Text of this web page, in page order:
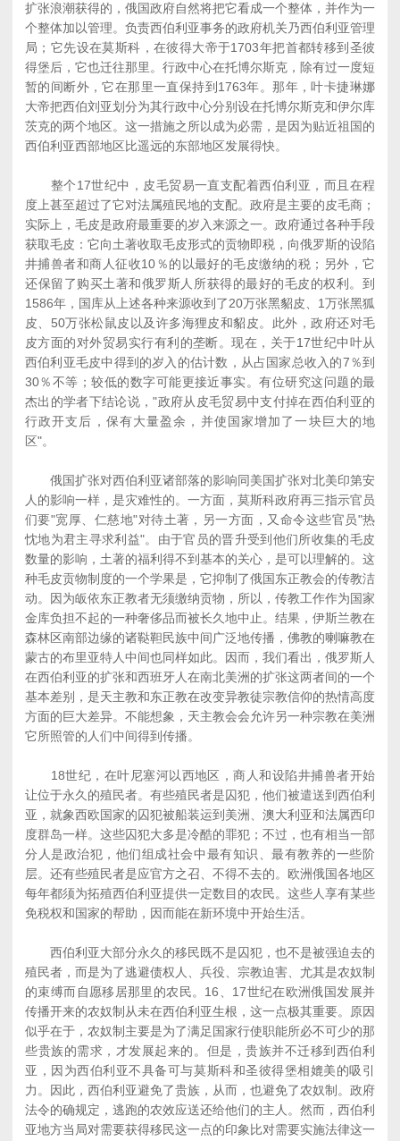
扩张浪潮获得的，俄国政府自然将把它看成一个整体，并作为一
个整体加以管理。负责西伯利亚事务的政府机关乃西伯利亚管理
局；它先设在莫斯科，在彼得大帝于1703年把首都转移到圣彼
得堡后，它也迁往那里。行政中心在托博尔斯克，除有过一度短
暂的间断外，它在那里一直保持到1763年。那年，叶卡捷琳娜
大帝把西伯刘亚划分为其行政中心分别设在托博尔斯克和伊尔库
茨克的两个地区。这一措施之所以成为必需，是因为贴近祖国的
西伯利亚西部地区比遥远的东部地区发展得快。
整个17世纪中，皮毛贸易一直支配着西伯利亚，而且在程
度上甚至超过了它对法属殖民地的支配。政府是主要的皮毛商；
实际上，毛皮是政府最重要的岁入来源之一。政府通过各种手段
获取毛皮：它向土著收取毛皮形式的贡物即税，向俄罗斯的设陷
井捕兽者和商人征收10％的以最好的毛皮缴纳的税；另外，它
还保留了购买土著和俄罗斯人所获得的最好的毛皮的权利。到
1586年，国库从上述各种来源收到了20万张黑貂皮、1万张黑狐
皮、50万张松鼠皮以及许多海狸皮和貂皮。此外，政府还对毛
皮方面的对外贸易实行有利的垄断。现在，关于17世纪中叶从
西伯利亚毛皮中得到的岁入的估计数，从占国家总收入的7％到
30％不等；较低的数字可能更接近事实。有位研究这问题的最
杰出的学者下结论说，"政府从皮毛贸易中支付掉在西伯利亚的
行政开支后，保有大量盈余，并使国家增加了一块巨大的地
区"。
俄国扩张对西伯利亚诸部落的影响同美国扩张对北美印第安
人的影响一样，是灾难性的。一方面，莫斯科政府再三指示官员
们要"宽厚、仁慈地"对待土著，另一方面，又命令这些官员"热
忱地为君主寻求利益"。由于官员的晋升受到他们所收集的毛皮
数量的影响，土著的福利得不到基本的关心，是可以理解的。这
种毛皮贡物制度的一个学果是，它抑制了俄国东正教会的传教洁
动。因为皈依东正教者无须缴纳贡物，所以，传教工作作为国家
金库负担不起的一种奢侈品而被长久地中止。结果，伊斯兰教在
森林区南部边缘的诸鞑靼民族中间广泛地传播，佛教的喇嘛教在
蒙古的布里亚特人中间也同样如此。因而，我们看出，俄罗斯人
在西伯利亚的扩张和西班牙人在南北美洲的扩张这两者间的一个
基本差别，是天主教和东正教在改变异教徒宗教信仰的热情高度
方面的巨大差异。不能想象，天主教会会允许另一种宗教在美洲
它所照管的人们中间得到传播。
18世纪，在叶尼塞河以西地区，商人和设陷井捕兽者开始
让位于永久的殖民者。有些殖民者是囚犯，他们被遣送到西伯利
亚，就象西欧国家的囚犯被船装运到美洲、澳大利亚和法属西印
度群岛一样。这些囚犯大多是冷酷的罪犯；不过，也有相当一部
分人是政治犯，他们组成社会中最有知识、最有教养的一些阶
层。还有些殖民者是应官方之召、不得不去的。欧洲俄国各地区
每年都须为拓殖西伯利亚提供一定数目的农民。这些人享有某些
免税权和国家的帮助，因而能在新环境中开始生活。
西伯利亚大部分永久的移民既不是囚犯，也不是被强迫去的
殖民者，而是为了逃避债权人、兵役、宗教迫害、尤其是农奴制
的束缚而自愿移居那里的农民。16、17世纪在欧洲俄国发展并
传播开来的农奴制从未在西伯利亚生根，这一点极其重要。原因
似乎在于，农奴制主要是为了满足国家行使职能所必不可少的那
些贵族的需求，才发展起来的。但是，贵族并不迁移到西伯利
亚，因为西伯利亚不具备可与莫斯科和圣彼得堡相媲美的吸引
力。因此，西伯利亚避免了贵族，从而，也避免了农奴制。政府
法令的确规定，逃跑的农效应送还给他们的主人。然而，西伯利
亚地方当局对需要获得移民这一点的印象比对需要实施法律这一